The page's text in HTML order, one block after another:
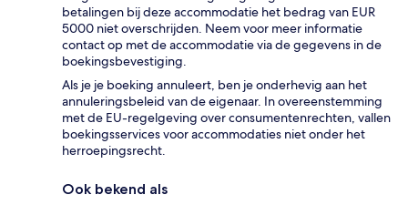
betalingen bij deze accommodatie het bedrag van EUR
5000 niet overschrijden. Neem voor meer informatie
contact op met de accommodatie via de gegevens in de
boekingsbevestiging.
Als je je boeking annuleert, ben je onderhevig aan het
annuleringsbeleid van de eigenaar. In overeenstemming
met de EU-regelgeving over consumentenrechten, vallen
boekingsservices voor accommodaties niet onder het
herroepingsrecht.
Ook bekend als